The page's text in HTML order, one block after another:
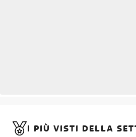
I PIÙ VISTI DELLA